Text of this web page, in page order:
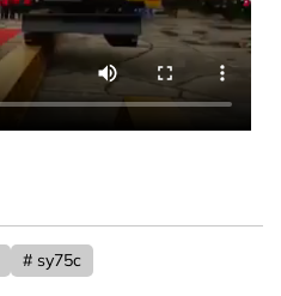
# sy75c